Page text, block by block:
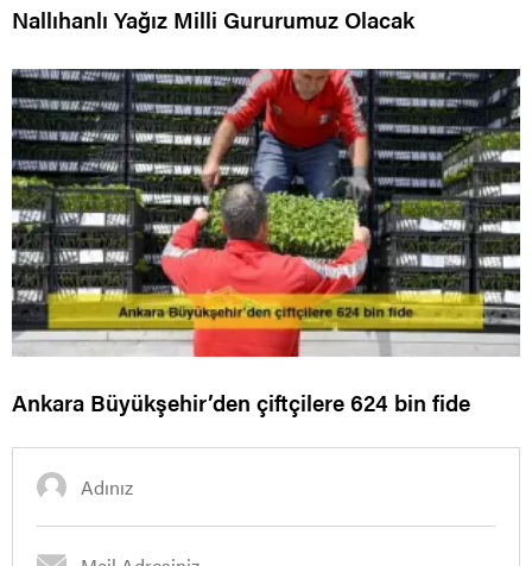
Nallıhanlı Yağız Milli Gururumuz Olacak
Ankara Büyükşehir’den çiftçilere 624 bin fide